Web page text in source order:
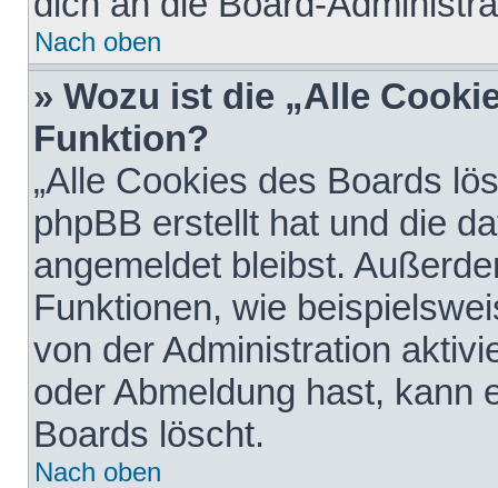
Nach oben
» Wozu ist die „Alle
Funktion?
„Alle Cookies des Boards
phpBB erstellt hat und die
angemeldet bleibst.
Funktionen, wie
von der Administration
oder Abmeldung hast, kann
Boards löscht.
Nach oben